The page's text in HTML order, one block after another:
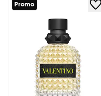
Promo